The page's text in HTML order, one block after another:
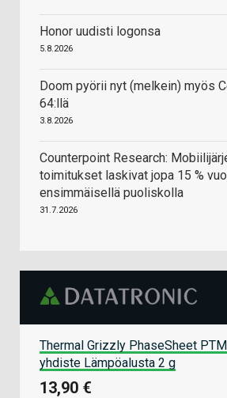
Honor uudisti logonsa
5.8.2026
Doom pyörii nyt (melkein) myös
64:llä
3.8.2026
Counterpoint Research:
toimitukset laskivat jopa 15 %
ensimmäisellä puoliskolla
31.7.2026
Thermal Grizzly PhaseSheet
yhdiste Lämpöalusta 2 g
13,90 €